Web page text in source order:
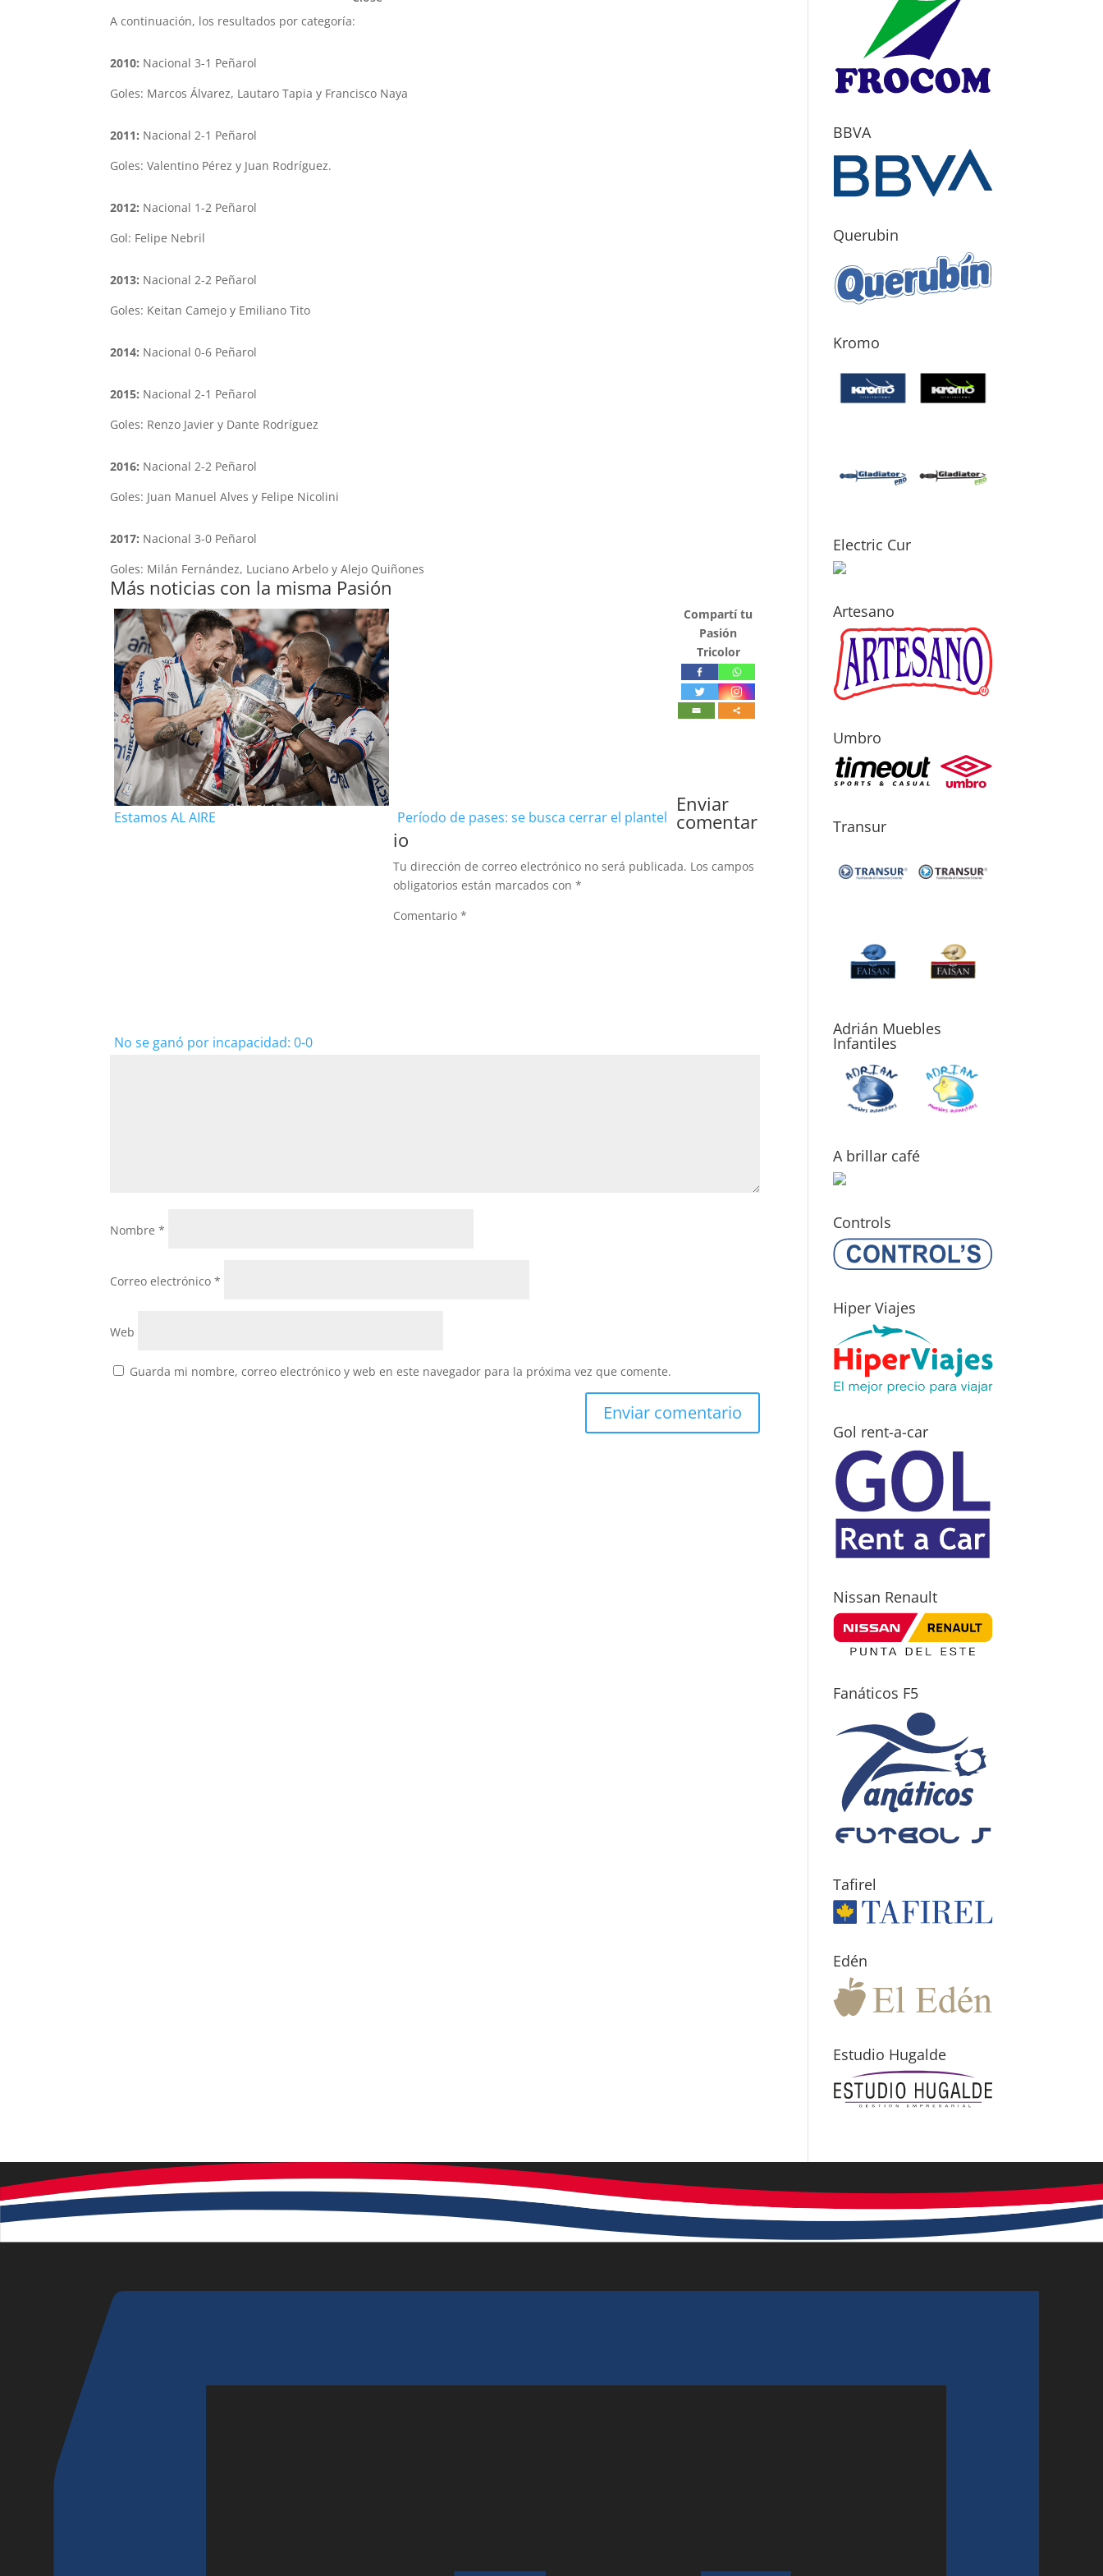
A continuación, los resultados por categoría:
2010: Nacional 3-1 Peñarol
Goles: Marcos Álvarez, Lautaro Tapia y Francisco Naya
2011: Nacional 2-1 Peñarol
Goles: Valentino Pérez y Juan Rodríguez.
2012: Nacional 1-2 Peñarol
Gol: Felipe Nebril
2013: Nacional 2-2 Peñarol
Goles: Keitan Camejo y Emiliano Tito
2014: Nacional 0-6 Peñarol
2015: Nacional 2-1 Peñarol
Goles: Renzo Javier y Dante Rodríguez
2016: Nacional 2-2 Peñarol
Goles: Juan Manuel Alves y Felipe Nicolini
2017: Nacional 3-0 Peñarol
Goles: Milán Fernández, Luciano Arbelo y Alejo Quiñones
Más noticias con la misma Pasión
Estamos AL AIRE Período de pases: se busca cerrar el plantel
No se ganó por incapacidad: 0-0
Compartí tu
Pasión
Tricolor
Enviar
comentar
io
Tu dirección de correo electrónico no será publicada. Los campos
obligatorios están marcados con*
Comentario*
Nombre*
Correo electrónico*
Web
Guarda mi nombre, correo electrónico y web en este navegador para la próxima vez que comente.
BBVA
Querubin
Kromo
Electric Cur
Artesano
Umbro
Transur
Adrián Muebles
Infantiles
A brillar café
Controls
Hiper Viajes
Gol rent-a-car
Nissan Renault
Fanáticos F5
Tafirel
Edén
Estudio Hugalde